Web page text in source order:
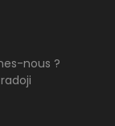
nous ?